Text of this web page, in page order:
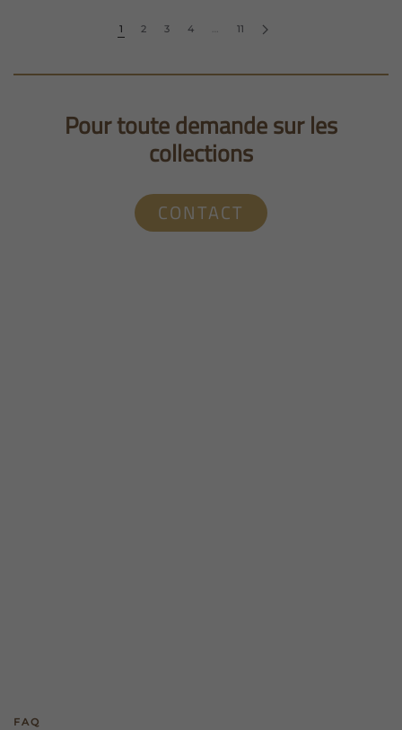
1 2 3 4 … 11
Pour toute demande sur les
collections
CONTACT
FAQ